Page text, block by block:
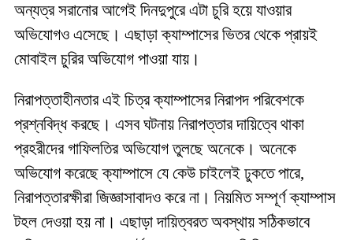
অন্যত্র সরানোর আগেই দিনদুপুরে এটা চুরি হয়ে যাওয়ার
অভিযোগও এসেছে। এছাড়া ক্যাম্পাসের ভিতর থেকে প্রায়ই
মোবাইল চুরির অভিযোগ পাওয়া যায়।
নিরাপত্তাহীনতার এই চিত্র ক্যাম্পাসের নিরাপদ পরিবেশকে
প্রশ্নবিদ্ধ করছে। এসব ঘটনায় নিরাপত্তার দায়িত্বে থাকা
প্রহরীদের গাফিলতির অভিযোগ তুলছে অনেকে। অনেকে
অভিযোগ করেছে ক্যাম্পাসে যে কেউ চাইলেই ঢুকতে পারে,
নিরাপত্তারক্ষীরা জিজ্ঞাসাবাদও করে না। নিয়মিত সম্পূর্ণ ক্যাম্পাস
টহল দেওয়া হয় না। এছাড়া দায়িত্বরত অবস্থায় সঠিকভাবে